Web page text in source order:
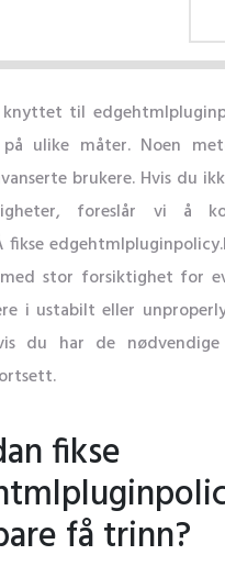
knyttet til
på ulike måter. Noen
brukere. Hvis du
foreslår vi å
fikse
stor forsiktighet for
i ustabilt eller
du har de
fikse
få trinn?